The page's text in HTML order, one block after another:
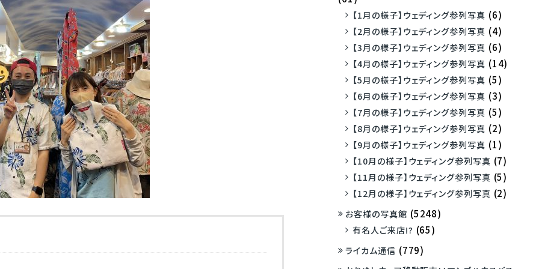
【1月の様子】ウェディング参列写真 (6)
【2月の様子】ウェディング参列写真 (4)
【3月の様子】ウェディング参列写真 (6)
【4月の様子】ウェディング参列写真 (14)
【5月の様子】ウェディング参列写真 (5)
【6月の様子】ウェディング参列写真 (3)
【7月の様子】ウェディング参列写真 (5)
【8月の様子】ウェディング参列写真 (2)
【9月の様子】ウェディング参列写真 (1)
【10月の様子】ウェディング参列写真 (7)
【11月の様子】ウェディング参列写真 (5)
【12月の様子】ウェディング参列写真 (2)
お客様の写真館 (5248)
有名人ご来店!? (65)
ライカム通信 (779)